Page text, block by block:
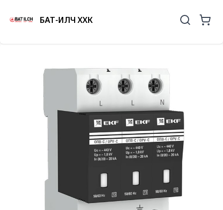
БАТ-ИЛЧ ХХК